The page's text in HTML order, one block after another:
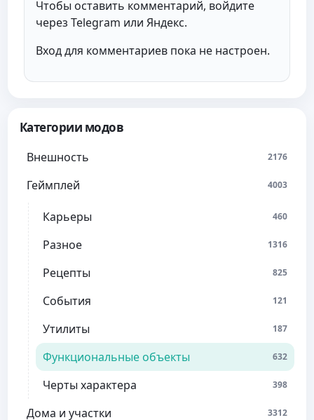
Категории модов
Внешность 2176
Геймплей 4003
Карьеры 460
Разное 1316
Рецепты 825
События 121
Утилиты 187
Функциональные объекты 632
Черты характера 398
Дома и участки 3312
Чтобы оставить комментарий, войдите
через Telegram или Яндекс.
Вход для комментариев пока не настроен.